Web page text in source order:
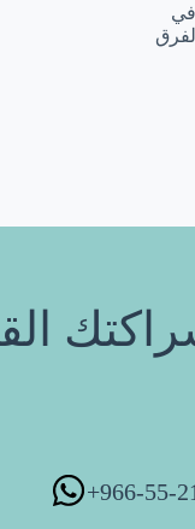
في
966-55-